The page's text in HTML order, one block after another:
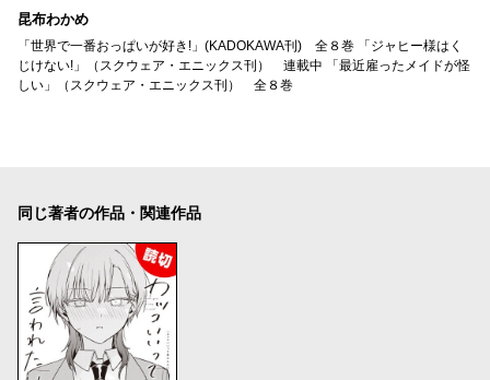
昆布わかめ
「世界で一番おっぱいが好き!」(KADOKAWA刊) 全８巻 「ジャヒー様はく
じけない!」（スクウェア・エニックス刊） 連載中 「最近雇ったメイドが怪
しい」（スクウェア・エニックス刊） 全８巻
同じ著者の作品・関連作品